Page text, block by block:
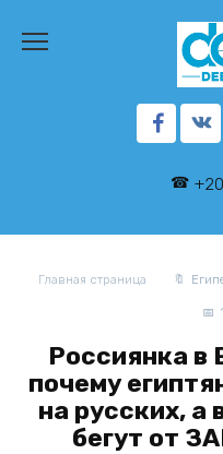
содержанию
Главная страница
Россиянка в
почему
на русских,
бегут от